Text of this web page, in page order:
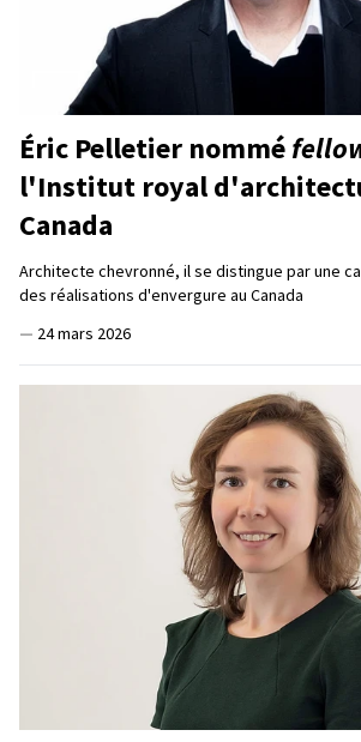
Éric Pelletier nommé
l'Institut royal
Canada
Architecte chevronné, il se distingue par une
des réalisations d'envergure au Canada
— 24 mars 2026